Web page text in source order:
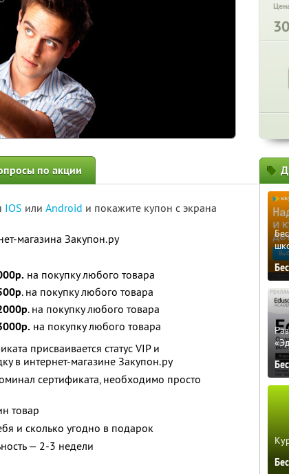
по акции
IOS или Android и покажите купон с экрана
магазина Закупон.ру
на покупку любого товара
. на покупку любого товара
. на покупку любого товара
на покупку любого товара
присваивается статус VIP и
в интернет-магазине Закупон.ру
сертификата, необходимо просто
товар
и сколько угодно в подарок
— 2-3 недели